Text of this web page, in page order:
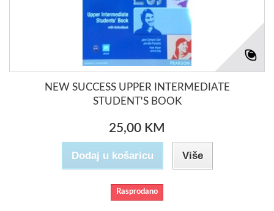
NEW SUCCESS UPPER INTERMEDIATE
STUDENT'S BOOK
25,00 KM
Dodaj u košaricu Više
Rasprodano